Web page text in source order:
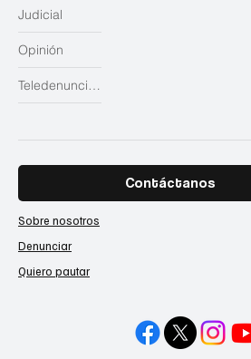
Judicial
Opinión
Teledenuncias
Contáctanos
Sobre nosotros
Denunciar
Quiero pautar